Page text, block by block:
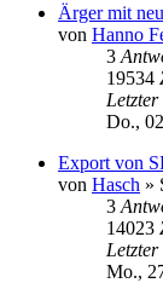
Ärger mit
von Hanno
3
19534
Do.,
Export von
von Hasch »
3
14023
Mo.,